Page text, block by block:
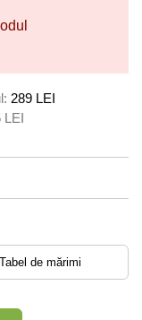
289 LEI
LEI
Tabel de mărimi